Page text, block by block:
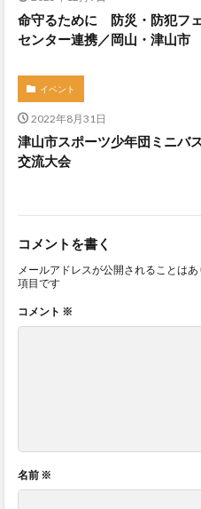
命守るために 防災・防犯フ
センター連携／岡山・津山市
イベント
2022年8月31日
津山市スポーツ少年団ミニバ
交流大会
コメントを書く
メールアドレスが公開されることはあ
項目です
コメント ※
名前 ※